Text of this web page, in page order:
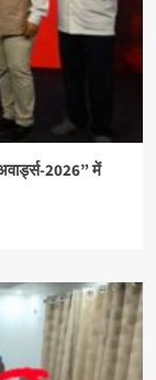
2026” में